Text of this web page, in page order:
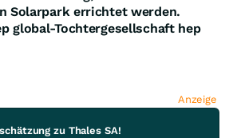
Solarpark errichtet werden.
global-Tochtergesellschaft hep
Anzeige
zu Thales SA!